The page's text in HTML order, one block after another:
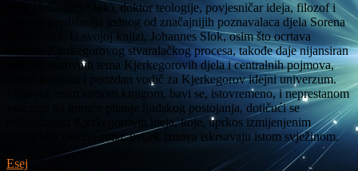
Slok (Johannes Sløk), doktor teologije, povjesničar ideja, filozof i
debater, predstavlja jednog od značajnijih poznavalaca djela Sorena
Kjerkegora. U svojoj knjizi, Johannes Slok, osim što ocrtava
konture Kjerkegorovog stvaralačkog procesa, takođe daje nijansiran
pregled osnovnih tema Kjerkegorovih djela i centralnih pojmova,
dajući koristan i pouzdan vodič za Kjerkegorov idejni univerzum.
Pogovor, osim samom knjigom, bavi se, istovremeno, i neprestanom
vraćanju na goruće pitanje ljudskog postojanja, dotičući se
relevantnosti Kjerkegorovih ideja, koje, uprkos izmijenjenim
istorijskim okolnostima, uvijek iznova iskrsavaju istom svježinom.
Esej